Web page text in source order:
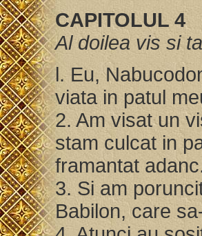
CAPITOLUL 4
Al doilea vis si
l. Eu,
viata in patul
2. Am visat un
stam culcat in
framantat
3. Si am
Babilon, care